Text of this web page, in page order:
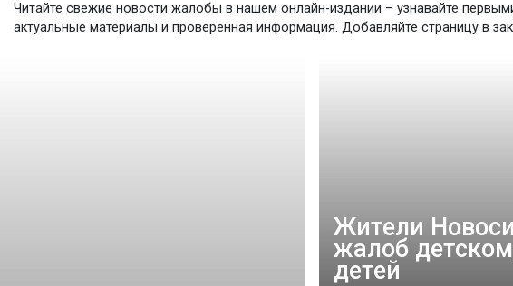
Читайте свежие новости жалобы в нашем онлайн-издании – узнавайте
актуальные материалы и проверенная информация. Добавляйте страницу в
Жители
жалоб
детей